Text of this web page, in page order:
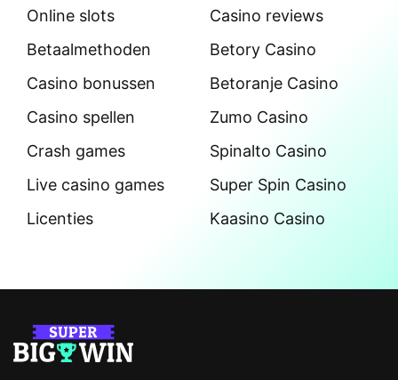
Online slots
Betaalmethoden
Casino bonussen
Casino spellen
Crash games
Live casino games
Licenties
Casino reviews
Betory Casino
Betoranje Casino
Zumo Casino
Spinalto Casino
Super Spin Casino
Kaasino Casino